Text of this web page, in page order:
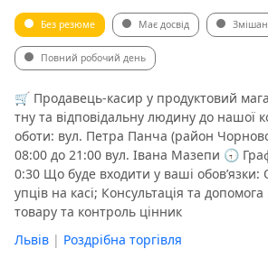
Без резюме Має досвід
Повний робочий день
​​​​🛒 Продавець-касир у продуктовий
тну та відповідальну людину до нашої
оботи: вул. Петра Панча (район
08:00 до 21:00 вул. Івана Мазепи 🕣
0:30 Що буде входити у ваші обов’язки:
упців на касі; Консультація та
товару та контроль цінник
Львів | Роздрібна торгівля